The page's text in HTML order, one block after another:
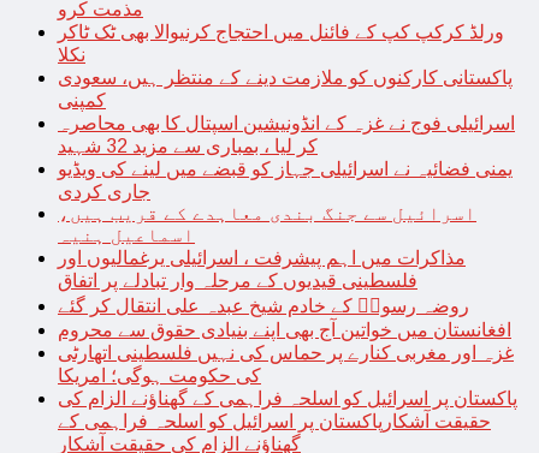
مذمت کرو
ورلڈ کرکپ کپ کے فائنل میں احتجاج کرنیوالا بھی ٹک ٹاکر
نکلا
پاکستانی کارکنوں کو ملازمت دینے کے منتظر ہیں، سعودی
کمپنی
اسرائیلی فوج نے غزہ کے انڈونیشین اسپتال کا بھی محاصرہ
کر لیا ، بمباری سے مزید 32 شہید
یمنی فضائیہ نے اسرائیلی جہاز کو قبضے میں لینے کی ویڈیو
جاری کردی
اسرائیل سے جنگ بندی معاہدے کے قریب ہیں،
اسماعیل ہنیہ
مذاکرات میں اہم پیشرفت ، اسرائیلی یرغمالیوں اور
فلسطینی قیدیوں کے مرحلہ وار تبادلے پر اتفاق
روضہ رسولؐ کے خادم شیخ عبدہ علی انتقال کر گئے
افغانستان میں خواتین آج بھی اپنے بنیادی حقوق سے محروم
غزہ اور مغربی کنارے پر حماس کی نہیں فلسطینی اتھارٹی
کی حکومت ہوگی؛ امریکا
پاکستان پر اسرائیل کو اسلحہ فراہمی کے گھناؤنے الزام کی
حقیقت آشکارپاکستان پر اسرائیل کو اسلحہ فراہمی کے
گھناؤنے الزام کی حقیقت آشکار